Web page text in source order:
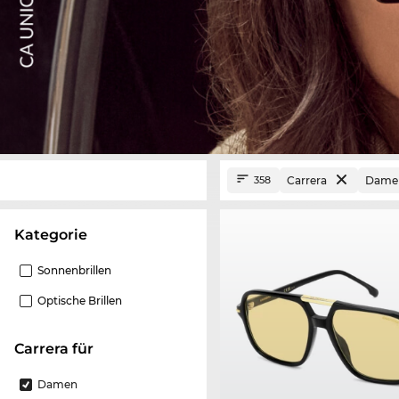
Kategorie
Sonnenbrillen
Optische Brillen
Carrera für
Damen
358 Carrera